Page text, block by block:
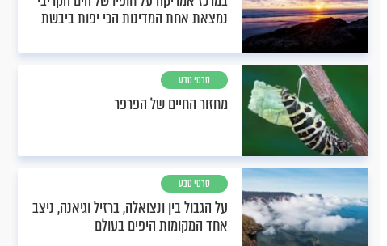
נמצאת אחת המדינות הכי יפות ביבשת
סרטי טבע
מחזור החיים של הפרפר
סרטי טבע
על הגבול בין ונצואלה, ברזיל וגיאנה, ניצב
אחד המקומות היפים בעולם